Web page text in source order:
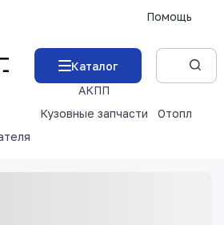
Помощь
Каталог
АКПП
Кузовные запчасти
Отопление